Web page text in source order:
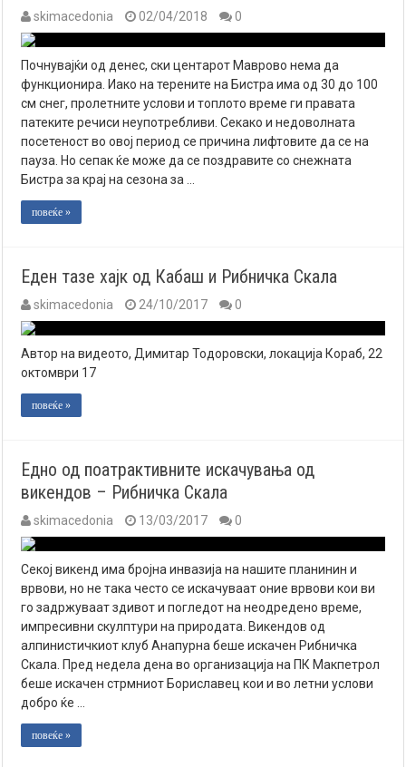
skimacedonia 02/04/2018 0
Почнувајќи од денес, ски центарот Маврово нема да
функционира. Иако на терените на Бистра има од 30 до 100
см снег, пролетните услови и топлото време ги правата
патеките речиси неупотребливи. Секако и недоволната
посетеност во овој период се причина лифтовите да се на
пауза. Но сепак ќе може да се поздравите со снежната
Бистра за крај на сезона за …
повеќе »
Еден тазе хајк од Кабаш и Рибничка Скала
skimacedonia 24/10/2017 0
Автор на видеото, Димитар Тодоровски, локација Кораб, 22
октомври 17
повеќе »
Едно од поатрактивните искачувања од
викендов – Рибничка Скала
skimacedonia 13/03/2017 0
Секој викенд има бројна инвазија на нашите планинин и
врвови, но не така често се искачуваат оние врвови кои ви
го задржуваат здивот и погледот на неодредено време,
импресивни скулптури на природата. Викендов од
алпинистичкиот клуб Анапурна беше искачен Рибничка
Скала. Пред недела дена во организација на ПК Макпетрол
беше искачен стрмниот Бориславец кои и во летни услови
добро ќе …
повеќе »